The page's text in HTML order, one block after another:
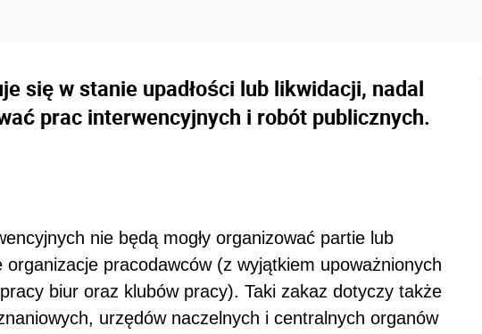
się w stanie upadłości lub likwidacji, nadal
prac interwencyjnych i robót publicznych.
nie będą mogły organizować partie lub
pracodawców (z wyjątkiem upoważnionych
biur oraz klubów pracy). Taki zakaz dotyczy także
urzędów naczelnych i centralnych organów